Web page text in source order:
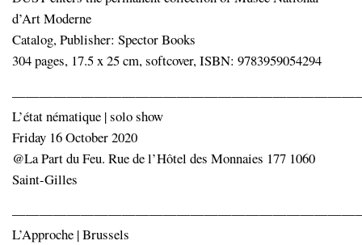
d’Art Moderne
Catalog, Publisher: Spector Books
304 pages, 17.5 x 25 cm, softcover, ISBN: 9783959054294
L’état nématique | solo show
Friday 16 October 2020
@La Part du Feu. Rue de l’Hôtel des Monnaies 177 1060
Saint-Gilles
L’Approche | Brussels